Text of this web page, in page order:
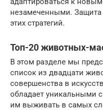
незамеченными. Защита
этих стратегий.
Топ-20 животных-
В этом разделе мы
список из двадцати
совершенства в
обладает уникальными
им выживать в самых